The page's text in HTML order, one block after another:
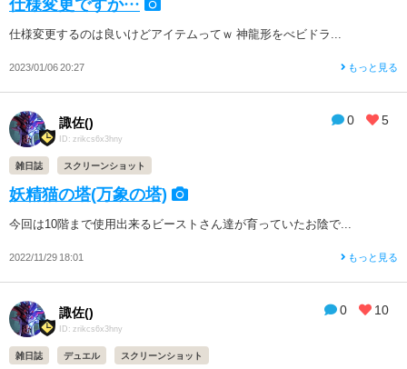
仕様変更するのは良いけどアイテムってｗ 神龍形をべビドラ...
2023/01/06 20:27 もっと見る
0 5
諏佐()
ID: zrikcs6x3hny
雑日誌 スクリーンショット
妖精猫の塔(万象の塔)
今回は10階まで使用出来るビーストさん達が育っていたお陰で...
2022/11/29 18:01 もっと見る
0 10
諏佐()
ID: zrikcs6x3hny
雑日誌 デュエル スクリーンショット